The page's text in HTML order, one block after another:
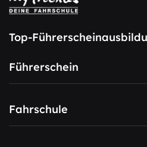
Top-
Führerschein
Fahrschule